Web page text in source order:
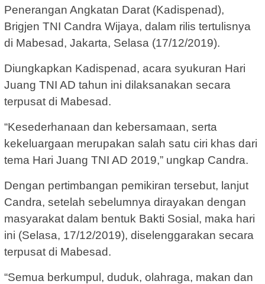
Penerangan Angkatan Darat (Kadispenad),
Brigjen TNI Candra Wijaya, dalam rilis tertulisnya
di Mabesad, Jakarta, Selasa (17/12/2019).
Diungkapkan Kadispenad, acara syukuran Hari
Juang TNI AD tahun ini dilaksanakan secara
terpusat di Mabesad.
“Kesederhanaan dan kebersamaan, serta
kekeluargaan merupakan salah satu ciri khas dari
tema Hari Juang TNI AD 2019,” ungkap Candra.
Dengan pertimbangan pemikiran tersebut, lanjut
Candra, setelah sebelumnya dirayakan dengan
masyarakat dalam bentuk Bakti Sosial, maka hari
ini (Selasa, 17/12/2019), diselenggarakan secara
terpusat di Mabesad.
“Semua berkumpul, duduk, olahraga, makan dan